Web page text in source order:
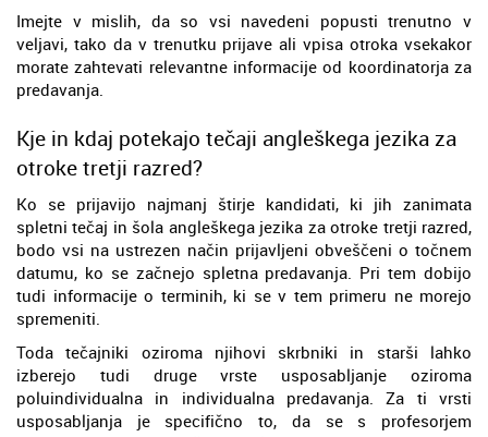
Imejte v mislih, da so vsi navedeni popusti trenutno v
veljavi, tako da v trenutku prijave ali vpisa otroka vsekakor
morate zahtevati relevantne informacije od koordinatorja za
predavanja.
Kje in kdaj potekajo tečaji angleškega jezika za
otroke tretji razred?
Ko se prijavijo najmanj štirje kandidati, ki jih zanimata
spletni tečaj in šola angleškega jezika za otroke tretji razred,
bodo vsi na ustrezen način prijavljeni obveščeni o točnem
datumu, ko se začnejo spletna predavanja. Pri tem dobijo
tudi informacije o terminih, ki se v tem primeru ne morejo
spremeniti.
Toda tečajniki oziroma njihovi skrbniki in starši lahko
izberejo tudi druge vrste usposabljanje oziroma
poluindividualna in individualna predavanja. Za ti vrsti
usposabljanja je specifično to, da se s profesorjem